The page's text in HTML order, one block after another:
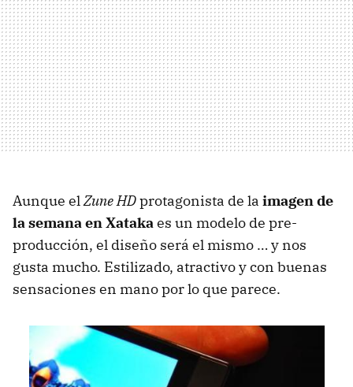
Aunque elZune HDprotagonista de la imagen de
la semana en Xatakaes un modelo de pre-
producción, el diseño será el mismo … y nos
gusta mucho. Estilizado, atractivo y con buenas
sensaciones en mano por lo que parece.